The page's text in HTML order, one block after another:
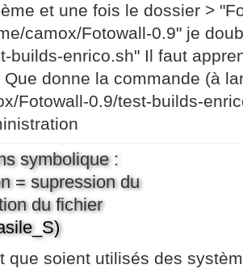
et une fois le dossier >
camox/Fotowall-0.9" je
builds-enrico.sh" Il faut
donne la commande (à
Fotowall-0.9/test-builds-
symbolique :
= supression du
du fichier
que soient utilisés des